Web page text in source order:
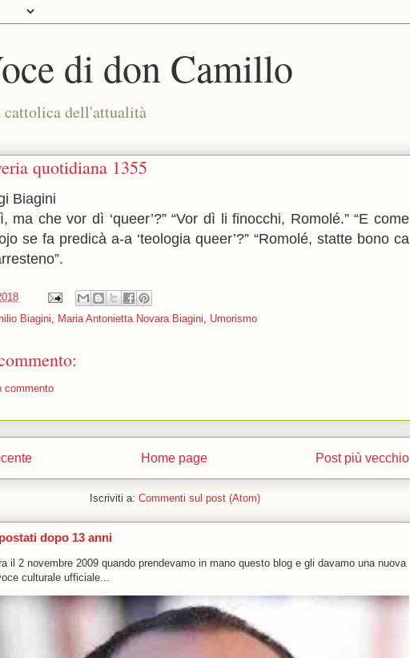
di don Camillo
cattolica dell'attualità
quotidiana 1355
Biagini
ma che vor dì ‘queer’?” “Vor dì li finocchi, Romolé.” “E come
se fa predicà a-a ‘teologia queer’?” “Romolé, statte bono ca
Biagini, Maria Antonietta Novara Biagini, Umorismo
commento
Post più vecchio
Home page
Iscriviti a: Commenti sul post (Atom)
dopo 13 anni
il 2 novembre 2009 quando prendevamo in mano questo blog e gli davamo una nuova
culturale ufficiale...